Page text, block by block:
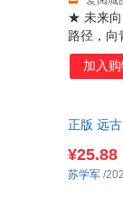
★ 未来向
路径，
话题向
际远航
加入
正版 远
¥25.88
苏学军 /